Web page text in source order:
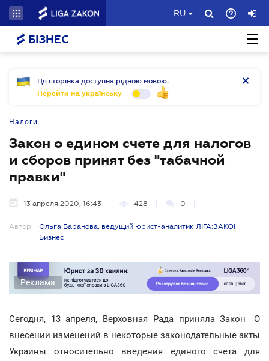
RU
БІЗНЕС
Ця сторінка доступна рідною мовою.
Перейти на українську
Налоги
Закон о едином счете для налогов
и сборов принят без "табачной
правки"
13 апреля 2020, 16:43 428 0
Автор:
Ольга Баранова, ведущий юрист-аналитик ЛІГА:ЗАКОН
Бизнес
Реклама
Сегодня, 13 апреля, Верховная Рада приняла Закон "О
внесении изменений в некоторые законодательные акты
Украины относительно введения единого счета для